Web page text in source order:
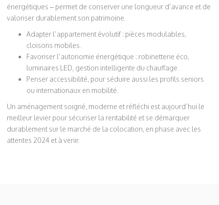
énergétiques – permet de conserver une longueur d’avance et de
valoriser durablement son patrimoine.
Adapter l’appartement évolutif : pièces modulables,
cloisons mobiles.
Favoriser l’autonomie énergétique : robinetterie éco,
luminaires LED, gestion intelligente du chauffage.
Penser accessibilité, pour séduire aussi les profils seniors
ou internationaux en mobilité.
Un aménagement soigné, moderne et réfléchi est aujourd’hui le
meilleur levier pour sécuriser la rentabilité et se démarquer
durablement sur le marché de la colocation, en phase avec les
attentes 2024 et à venir.